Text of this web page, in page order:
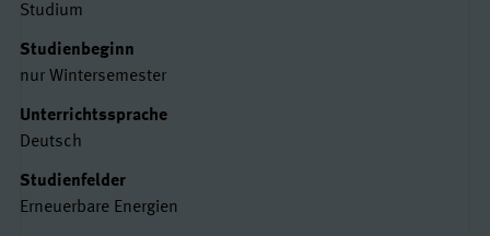
Studium
Studienbeginn
nur Wintersemester
Unterrichtssprache
Deutsch
Studienfelder
Erneuerbare Energien